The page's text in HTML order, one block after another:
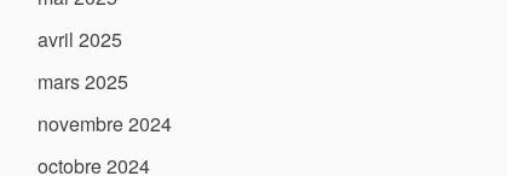
avril 2025
mars 2025
novembre 2024
octobre 2024